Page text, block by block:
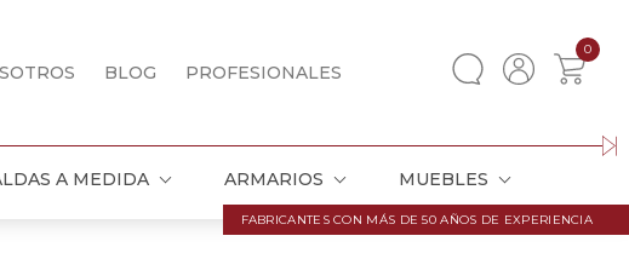
BLOG PROFESIONALES
0
FABRICANTES CON MÁS DE 50 AÑOS DE EXPERIENCIA
A MEDIDA ARMARIOS MUEBLES